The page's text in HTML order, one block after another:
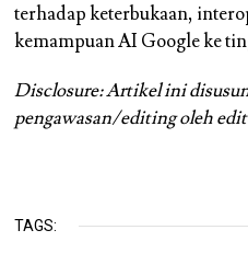
terhadap keterbukaan,
kemampuan AI Google ke
Disclosure: Artikel ini
pengawasan/editing oleh
TAGS: